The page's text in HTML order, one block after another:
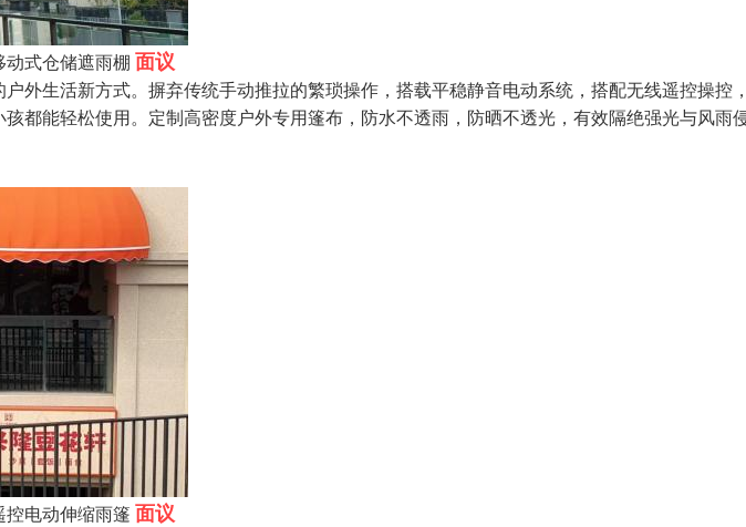
式仓储遮雨棚 面议
外生活新方式。摒弃传统手动推拉的繁琐操作，搭载平稳静音电动系统，搭配无线遥控操控
都能轻松使用。定制高密度户外专用篷布，防水不透雨，防晒不透光，有效隔绝强光与风雨
电动伸缩雨篷 面议